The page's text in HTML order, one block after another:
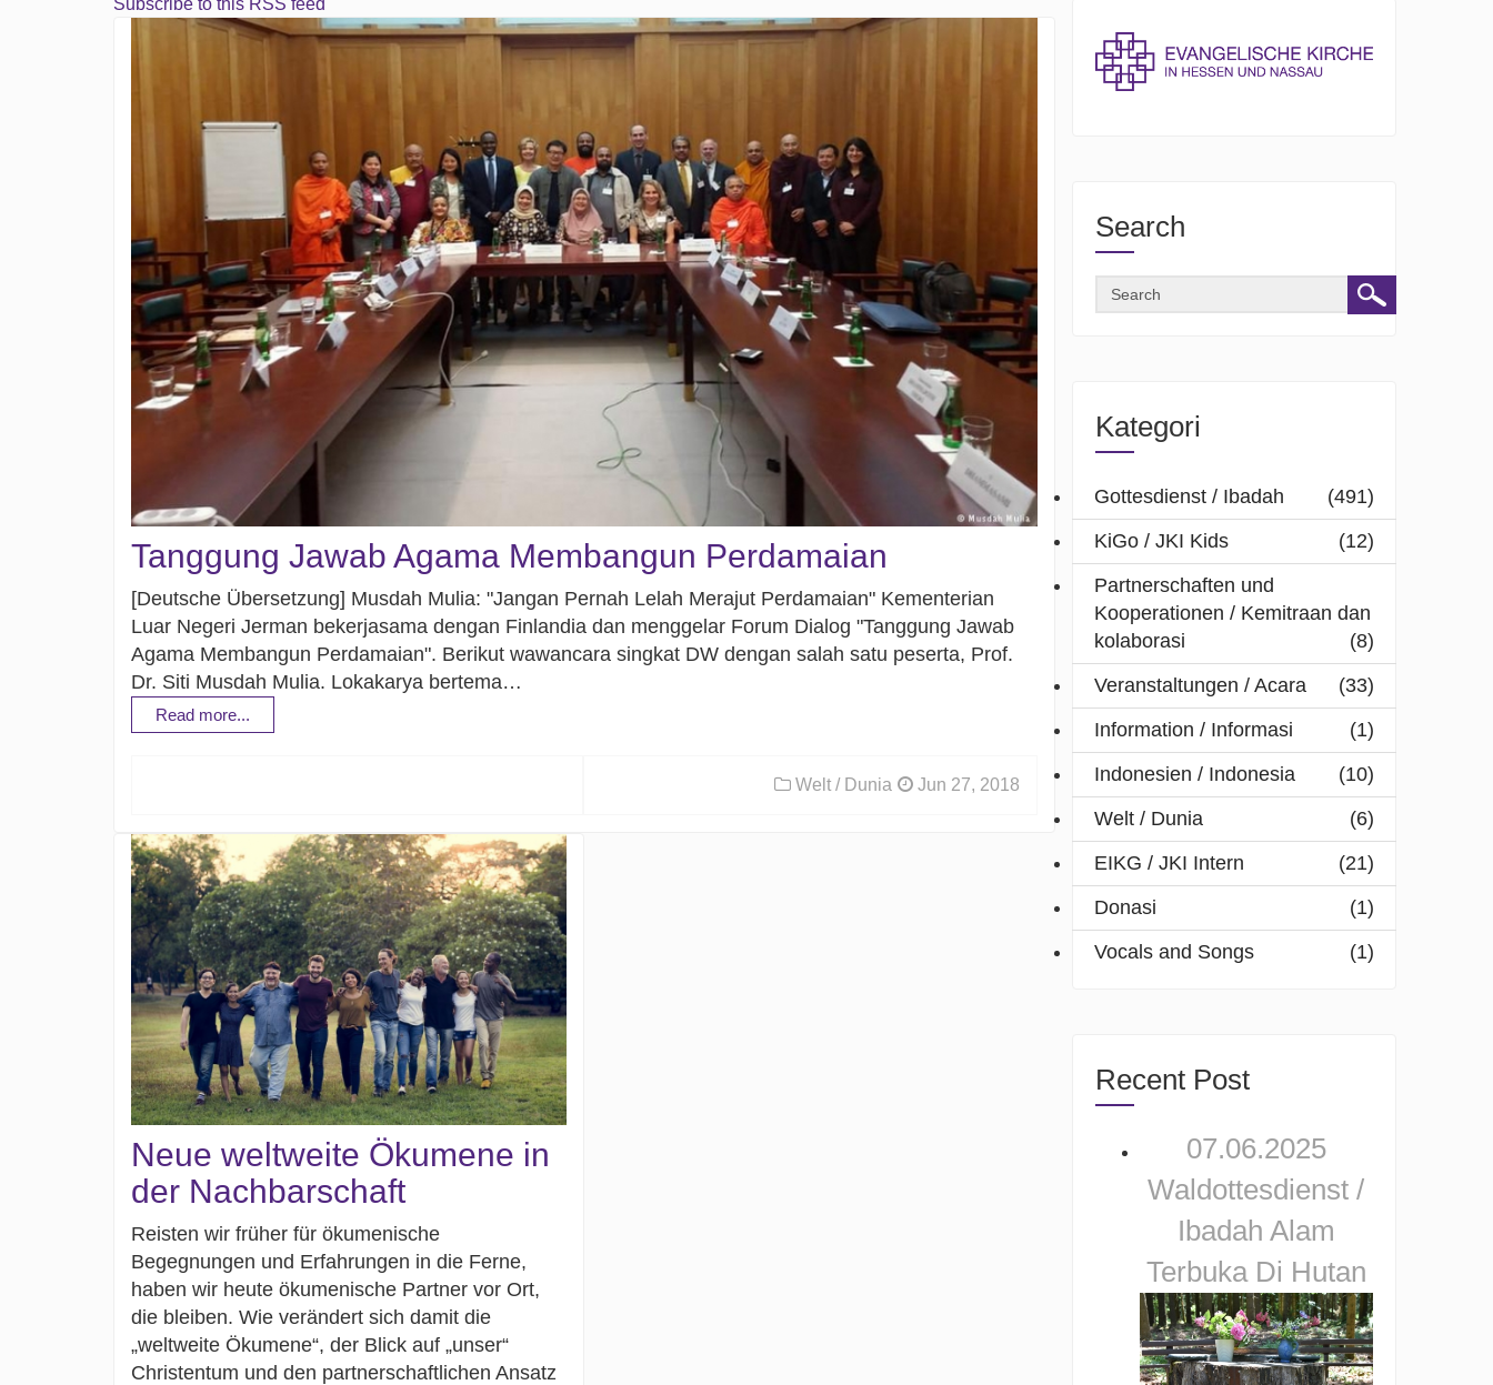
Subscribe to this RSS feed
Tanggung Jawab Agama Membangun Perdamaian
[Deutsche Übersetzung] Musdah Mulia: "Jangan Pernah Lelah Merajut Perdamaian" Kementerian
Luar Negeri Jerman bekerjasama dengan Finlandia dan menggelar Forum Dialog "Tanggung Jawab
Agama Membangun Perdamaian". Berikut wawancara singkat DW dengan salah satu peserta, Prof.
Dr. Siti Musdah Mulia. Lokakarya bertema…
Read more...
Jun 27, 2018
Welt / Dunia
Neue weltweite Ökumene in
der Nachbarschaft
Reisten wir früher für ökumenische
Begegnungen und Erfahrungen in die Ferne,
haben wir heute ökumenische Partner vor Ort,
die bleiben. Wie verändert sich damit die
„weltweite Ökumene“, der Blick auf „unser“
Christentum und den partnerschaftlichen Ansatz
Search
Kategori
Gottesdienst / Ibadah
(491)
KiGo / JKI Kids
(12)
Partnerschaften und
Kooperationen / Kemitraan dan
kolaborasi
(8)
Veranstaltungen / Acara
(33)
Information / Informasi
(1)
Indonesien / Indonesia
(10)
Welt / Dunia
(6)
EIKG / JKI Intern
(21)
Donasi
(1)
Vocals and Songs
(1)
Recent Post
07.06.2025
Waldottesdienst /
Ibadah Alam
Terbuka Di Hutan